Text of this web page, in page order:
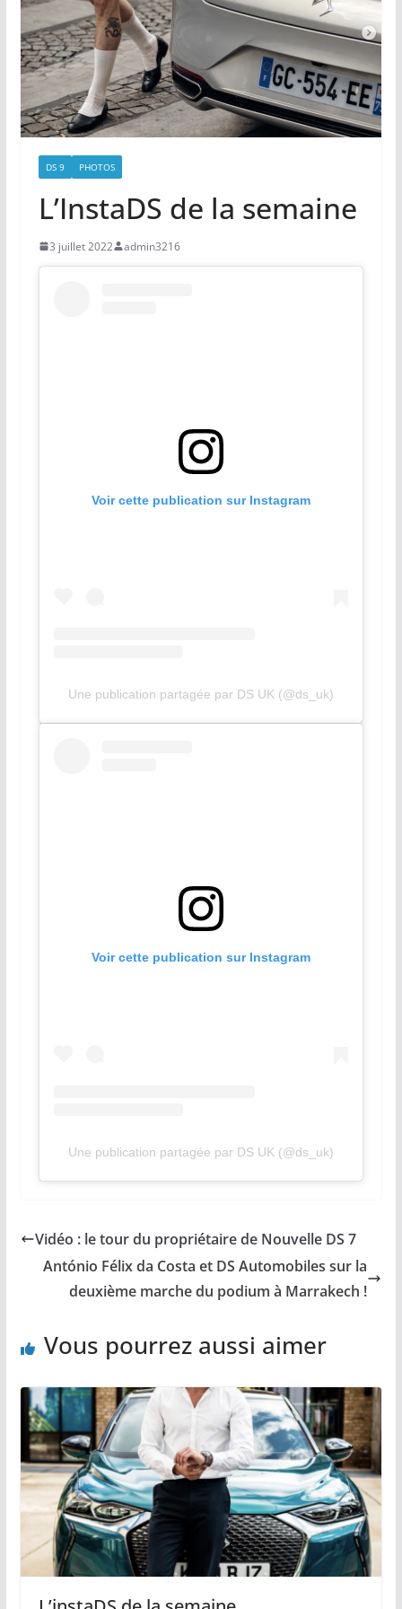
DS 9 PHOTOS
L’InstaDS de la semaine
3 juillet 2022 admin3216
Voir cette publication sur Instagram
Une publication partagée par DS UK (@ds_uk)
Voir cette publication sur Instagram
Une publication partagée par DS UK (@ds_uk)
Vidéo : le tour du propriétaire de Nouvelle DS 7
António Félix da Costa et DS Automobiles sur la
deuxième marche du podium à Marrakech !
Vous pourrez aussi aimer